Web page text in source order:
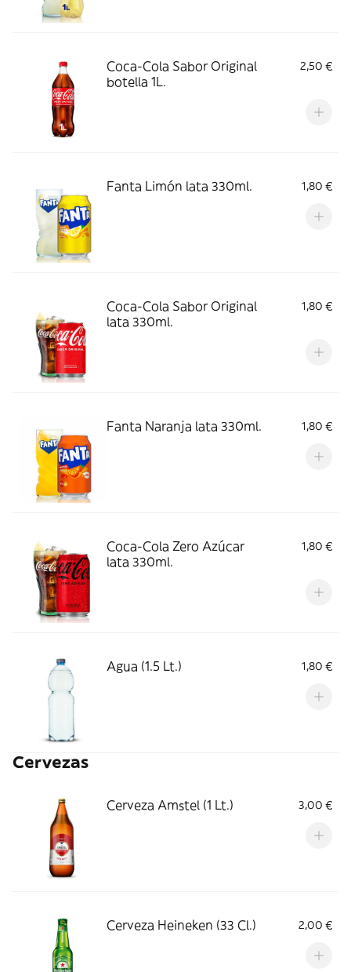
Coca-Cola Sabor Original
botella 1L.
2,50 €
Fanta Limón lata 330ml. 1,80 €
Coca-Cola Sabor Original
lata 330ml.
1,80 €
Fanta Naranja lata 330ml. 1,80 €
Coca-Cola Zero Azúcar
lata 330ml.
1,80 €
Agua (1.5 Lt.) 1,80 €
Cervezas
Cerveza Amstel (1 Lt.) 3,00 €
Cerveza Heineken (33 Cl.) 2,00 €